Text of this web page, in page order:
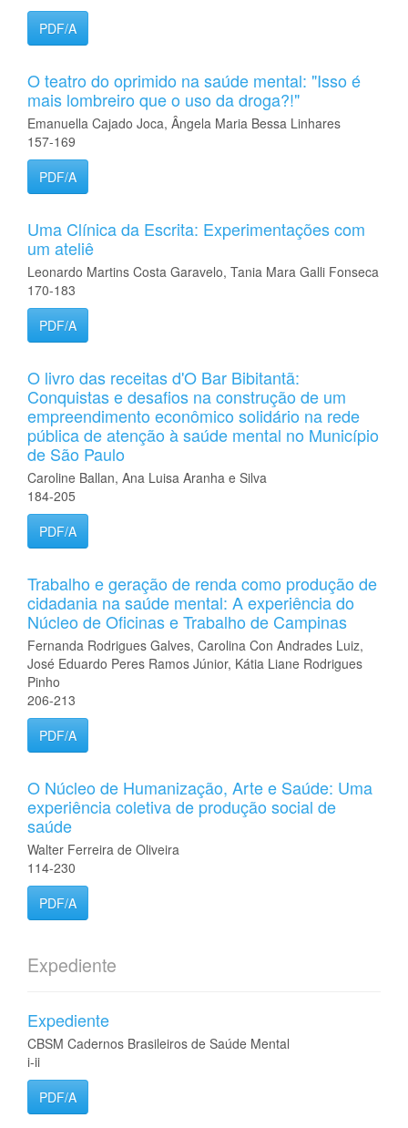
PDF/A
O teatro do oprimido na saúde mental: "Isso é
mais lombreiro que o uso da droga?!"
Emanuella Cajado Joca, Ângela Maria Bessa Linhares
157-169
PDF/A
Uma Clínica da Escrita: Experimentações com
um ateliê
Leonardo Martins Costa Garavelo, Tania Mara Galli Fonseca
170-183
PDF/A
O livro das receitas d'O Bar Bibitantã:
Conquistas e desafios na construção de um
empreendimento econômico solidário na rede
pública de atenção à saúde mental no Município
de São Paulo
Caroline Ballan, Ana Luisa Aranha e Silva
184-205
PDF/A
Trabalho e geração de renda como produção de
cidadania na saúde mental: A experiência do
Núcleo de Oficinas e Trabalho de Campinas
Fernanda Rodrigues Galves, Carolina Con Andrades Luiz,
José Eduardo Peres Ramos Júnior, Kátia Liane Rodrigues
Pinho
206-213
PDF/A
O Núcleo de Humanização, Arte e Saúde: Uma
experiência coletiva de produção social de
saúde
Walter Ferreira de Oliveira
114-230
PDF/A
Expediente
Expediente
CBSM Cadernos Brasileiros de Saúde Mental
i-ii
PDF/A